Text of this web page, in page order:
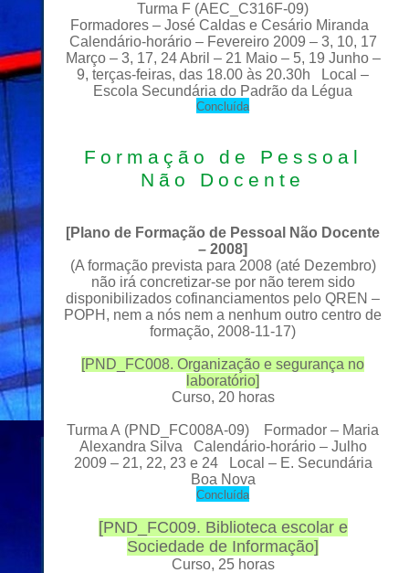
Turma F (AEC_C316F-09)
Formadores – José Caldas e Cesário Miranda
Calendário-horário – Fevereiro 2009 – 3, 10, 17
Março – 3, 17, 24 Abril – 21 Maio – 5, 19 Junho –
9, terças-feiras, das 18.00 às 20.30h Local –
Escola Secundária do Padrão da Légua
Concluída
Formação de Pessoal
Não Docente
[Plano de Formação de Pessoal Não Docente
– 2008]
(A formação prevista para 2008 (até Dezembro)
não irá concretizar-se por não terem sido
disponibilizados cofinanciamentos pelo QREN –
POPH, nem a nós nem a nenhum outro centro de
formação, 2008-11-17)
[PND_FC008. Organização e segurança no
laboratório]
Curso, 20 horas
Turma A (PND_FC008A-09) Formador – Maria
Alexandra Silva Calendário-horário – Julho
2009 – 21, 22, 23 e 24 Local – E. Secundária
Boa Nova
Concluída
[PND_FC009. Biblioteca escolar e
Sociedade de Informação]
Curso, 25 horas